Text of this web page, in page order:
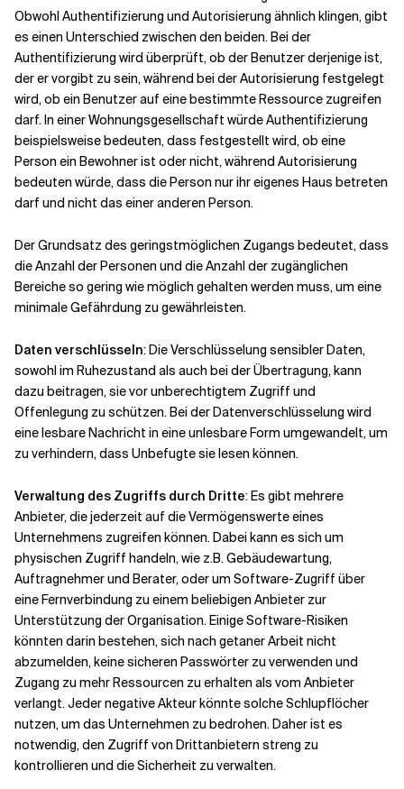
Obwohl Authentifizierung und Autorisierung ähnlich klingen, gibt
es einen Unterschied zwischen den beiden. Bei der
Authentifizierung wird überprüft, ob der Benutzer derjenige ist,
der er vorgibt zu sein, während bei der Autorisierung festgelegt
wird, ob ein Benutzer auf eine bestimmte Ressource zugreifen
darf. In einer Wohnungsgesellschaft würde Authentifizierung
beispielsweise bedeuten, dass festgestellt wird, ob eine
Person ein Bewohner ist oder nicht, während Autorisierung
bedeuten würde, dass die Person nur ihr eigenes Haus betreten
darf und nicht das einer anderen Person.
Der Grundsatz des geringstmöglichen Zugangs bedeutet, dass
die Anzahl der Personen und die Anzahl der zugänglichen
Bereiche so gering wie möglich gehalten werden muss, um eine
minimale Gefährdung zu gewährleisten.
Daten verschlüsseln: Die Verschlüsselung sensibler Daten,
sowohl im Ruhezustand als auch bei der Übertragung, kann
dazu beitragen, sie vor unberechtigtem Zugriff und
Offenlegung zu schützen. Bei der Datenverschlüsselung wird
eine lesbare Nachricht in eine unlesbare Form umgewandelt, um
zu verhindern, dass Unbefugte sie lesen können.
Verwaltung des Zugriffs durch Dritte: Es gibt mehrere
Anbieter, die jederzeit auf die Vermögenswerte eines
Unternehmens zugreifen können. Dabei kann es sich um
physischen Zugriff handeln, wie z.B. Gebäudewartung,
Auftragnehmer und Berater, oder um Software-Zugriff über
eine Fernverbindung zu einem beliebigen Anbieter zur
Unterstützung der Organisation. Einige Software-Risiken
könnten darin bestehen, sich nach getaner Arbeit nicht
abzumelden, keine sicheren Passwörter zu verwenden und
Zugang zu mehr Ressourcen zu erhalten als vom Anbieter
verlangt. Jeder negative Akteur könnte solche Schlupflöcher
nutzen, um das Unternehmen zu bedrohen. Daher ist es
notwendig, den Zugriff von Drittanbietern streng zu
kontrollieren und die Sicherheit zu verwalten.